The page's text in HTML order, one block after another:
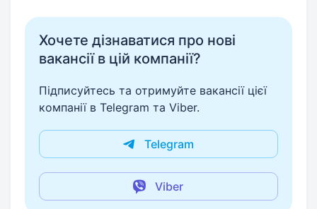
Хочете дізнаватися про нові
вакансії в цій компанії?
Підписуйтесь та отримуйте вакансії цієї
компанії в Telegram та Viber.
Telegram
Viber